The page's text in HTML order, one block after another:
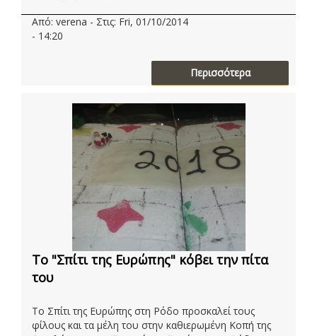
Από: verena - Στις: Fri, 01/10/2014
- 14:20
Περισσότερα
Το "Σπίτι της Ευρώπης" κόβει την πίτα
του
Το Σπίτι της Ευρώπης στη Ρόδο προσκαλεί τους
φίλους και τα μέλη του στην καθιερωμένη Κοπή της